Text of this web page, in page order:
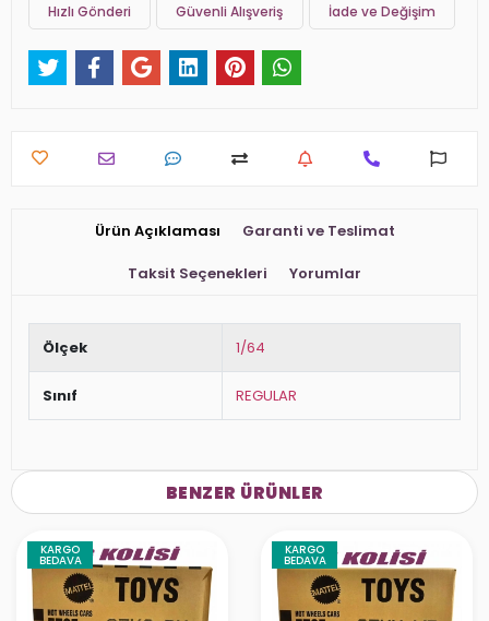
Hızlı Gönderi Güvenli Alışveriş İade ve Değişim
Ürün Açıklaması Garanti ve Teslimat
Taksit Seçenekleri Yorumlar
Ölçek 1/64
Sınıf REGULAR
BENZER ÜRÜNLER
KARGO
BEDAVA
KARGO
BEDAVA